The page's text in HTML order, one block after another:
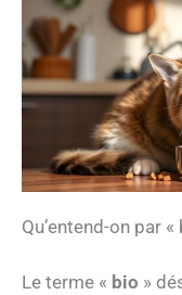
Qu’entend-on par «
Le terme « bio »